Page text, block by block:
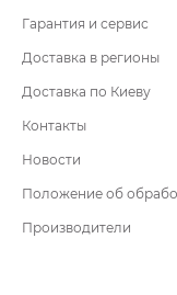
Гарантия и сервис
Доставка в регионы
Доставка по Киеву
Контакты
Новости
Положение об
Производители